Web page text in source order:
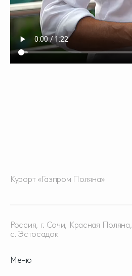
Курорт «Газпром Поляна»
Меню
Россия, г. Сочи, Красная Поляна,
с. Эстосадок